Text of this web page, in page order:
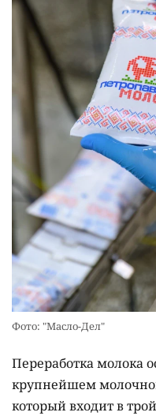
Фото: "Масло-Дел"
Переработка молока
крупнейшем
который входит в